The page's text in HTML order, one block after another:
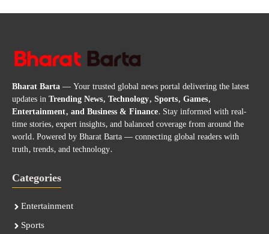
Bharat Barta— Your trusted global news portal delivering the latest
updates inTrending News, Technology, Sports, Games,
Entertainment, and Business & Finance. Stay informed with real-
time stories, expert insights, and balanced coverage from around the
world. Powered by Bharat Barta — connecting global readers with
truth, trends, and technology.
Categories
Entertainment
Sports